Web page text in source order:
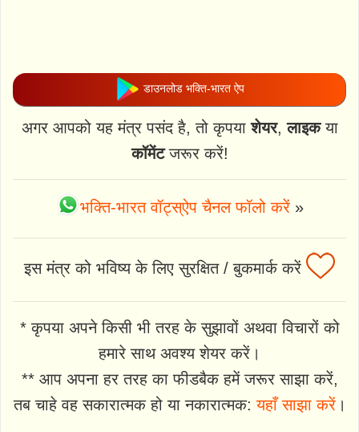
डाउनलोड भक्ति-भारत ऐप
अगर आपको यह मंत्र पसंद है, तो कृपयाशेयर,लाइकया
कॉमेंटजरूर करें!
भक्ति-भारत वॉट्स्ऐप चैनल फॉलो करें»
इस मंत्र को भविष्य के लिए सुरक्षित / बुकमार्क करें
* कृपया अपने किसी भी तरह के सुझावों अथवा विचारों को
हमारे साथ अवश्य शेयर करें।
** आप अपना हर तरह का फीडबैक हमें जरूर साझा करें,
तब चाहे वह सकारात्मक हो या नकारात्मक:यहाँ साझा करें।